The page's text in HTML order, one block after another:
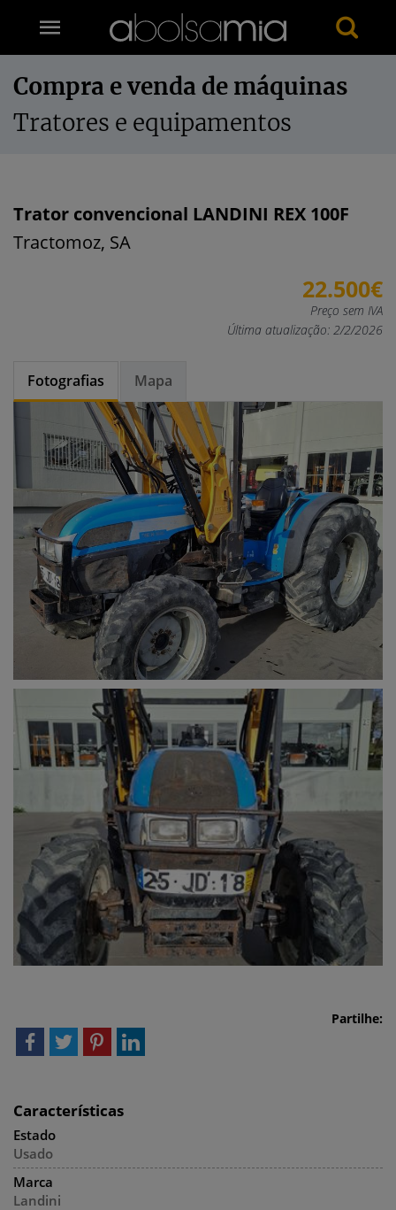
Compra e venda de máquinas
Tratores e equipamentos
Trator convencional LANDINI REX 100F
Tractomoz, SA
22.500€
Preço sem IVA
Última atualização: 2/2/2026
Fotografias Mapa
Partilhe:
Características
Estado
Usado
Marca
Landini